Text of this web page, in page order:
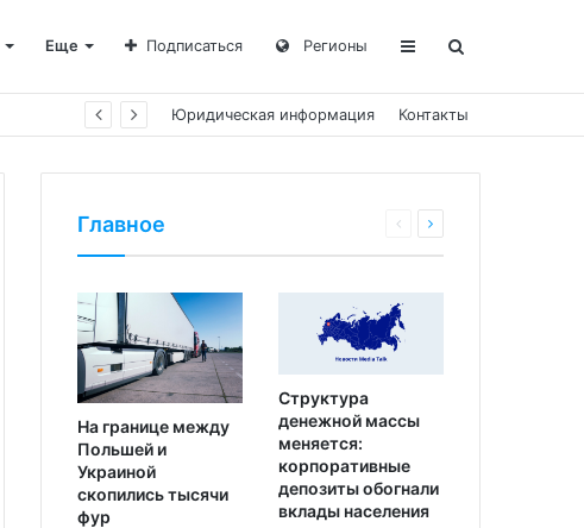
Еще Подписаться Регионы
Юридическая информация Контакты
Главное
На границе между
Польшей и
Украиной
скопились тысячи
фур
Структура
денежной массы
меняется:
корпоративные
депозиты обогнали
вклады населения